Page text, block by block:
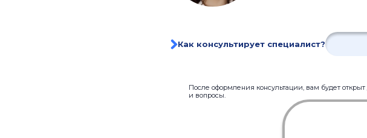
Как консультирует специалист?
После оформления консультации, вам будет
и вопросы.